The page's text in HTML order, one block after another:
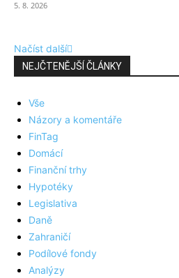
5. 8. 2026
Načíst další
NEJČTENĚJŠÍ ČLÁNKY
Vše
Názory a komentáře
FinTag
Domácí
Finanční trhy
Hypotéky
Legislativa
Daně
Zahraničí
Podílové fondy
Analýzy